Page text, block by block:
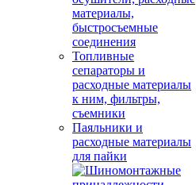
материалы,
быстросъемные
соединения
Топливные
сепараторы и
расходные материалы
к ним, фильтры,
съемники
Паяльники и
расходные материалы
для пайки